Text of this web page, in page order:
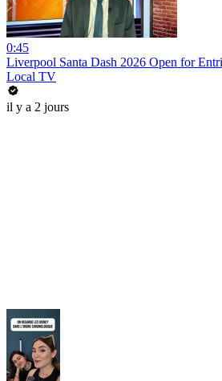
0:45
Liverpool Santa Dash 2026 Open for
Local TV
il y a 2 jours